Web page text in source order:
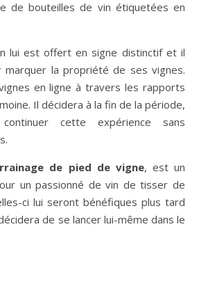
de bouteilles de vin étiquetées en
lui est offert en signe distinctif et il
marquer la propriété de ses vignes.
en ligne à travers les rapports
Il décidera à la fin de la période,
cette expérience sans
de pied de vigne, est un
un passionné de vin de tisser de
ci lui seront bénéfiques plus tard
de se lancer lui-même dans le